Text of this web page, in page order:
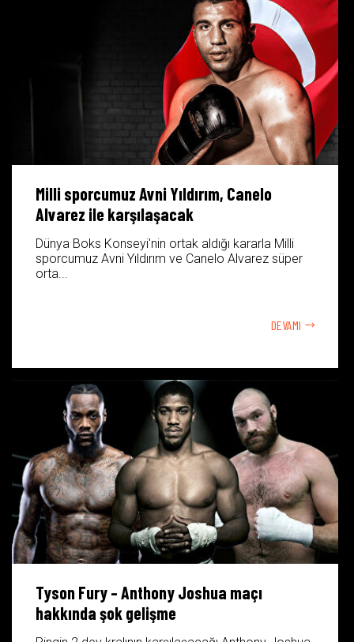
Milli sporcumuz Avni Yıldırım, Canelo
Alvarez ile karşılaşacak
Dünya Boks Konseyi'nin ortak aldığı kararla Milli
sporcumuz Avni Yıldırım ve Canelo Alvarez süper
orta...
DEVAMI
Tyson Fury – Anthony Joshua maçı
hakkında şok gelişme